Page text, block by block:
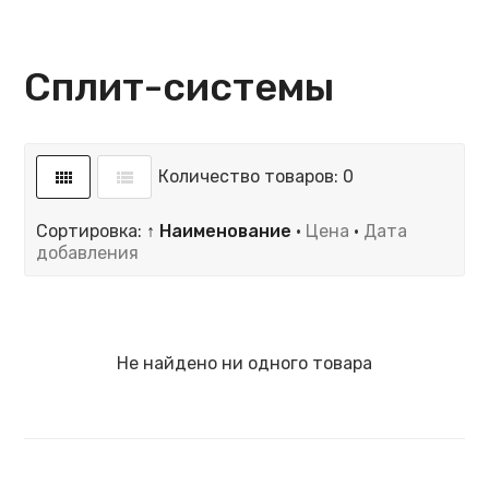
Сплит-системы
Количество товаров: 0
Сортировка: ↑ Наименование · Цена · Дата
добавления
Не найдено ни одного товара